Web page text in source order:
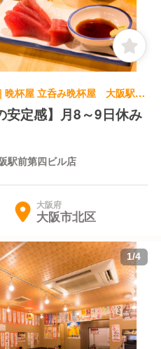
居酒屋 | 調理見習い・調理補助 | 晩杯屋 立呑み晩杯屋 大阪駅前第四ビル店
安定感】月8～9日休み
駅前第四ビル店
大阪府
大阪市北区
1/4